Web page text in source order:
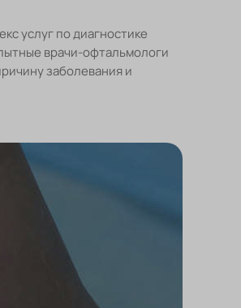
услуг по диагностике
врачи-офтальмологи
заболевания и